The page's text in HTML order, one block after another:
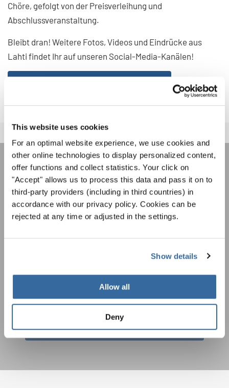
This website uses cookies
For an optimal website experience, we use cookies and
other online technologies to display personalized content,
offer functions and collect statistics. Your click on
"Accept" allows us to process this data and pass it on to
third-party providers (including in third countries) in
accordance with our privacy policy. Cookies can be
rejected at any time or adjusted in the settings.
Show details
Allow all
Deny
Chöre, gefolgt von der Preisverleihung und
Abschlussveranstaltung.
Bleibt dran! Weitere Fotos, Videos und Eindrücke aus
Lahti findet Ihr auf unseren Social-Media-Kanälen!
NORDIC VOICES AUF SOCIAL MEDIA
zustimmen. Sie können diese Einstellung jederzeit in den Cookie-Einstellungen
ZUSTIMMEN
INTERKULTUR NEWSLETTER
Festivals, Chorwettbewerbe, Mitsingprojekte:
Besondere Veranstaltungshinweise und
kostenlosen INTERKULTUR-Newsletter.
Ich bin mit dem Erhalt des Newsletters einverstanden und
akzeptiere dieDatenschutzbestimmungen.
ANMELDEN